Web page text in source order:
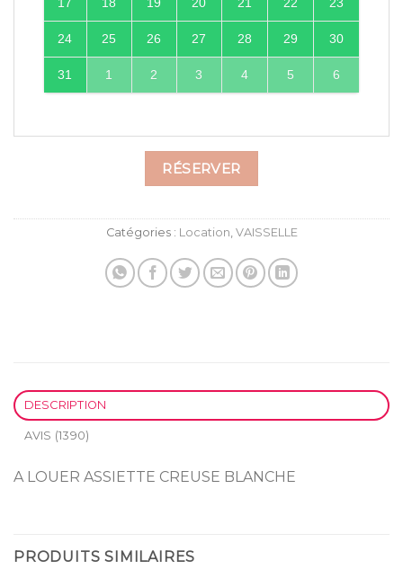
17 18 19 20 21 22 23
24 25 26 27 28 29 30
31 1 2 3 4 5 6
RÉSERVER
Catégories : Location, VAISSELLE
DESCRIPTION
AVIS (1390)
A LOUER ASSIETTE CREUSE BLANCHE
PRODUITS SIMILAIRES